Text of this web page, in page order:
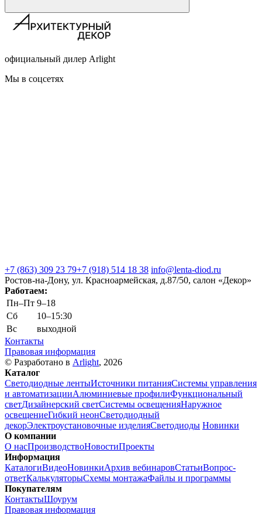
официальный дилер Arlight
Мы в соцсетях
+7 (863) 309 23 79+7 (918) 514 18 38 info@lenta-diod.ru
Ростов-на-Дону, ул. Красноармейская, д.87/50, салон «Декор»
Работаем:
Пн–Пт 9–18
Сб
10–15:30
Вс
выходной
Контакты
Правовая информация
© Разработано в Arlight, 2026
Каталог
Светодиодные лентыИсточники питанияСистемы управления
и автоматизацииАлюминиевые профилиФункциональный
светДизайнерский светСистемы освещенияНаружное
освещениеГибкий неонСветодиодный
декорЭлектроустановочные изделияСветодиоды Новинки
О компании
О насПроизводствоНовостиПроекты
Информация
КаталогиВидеоНовинкиАрхив вебинаровСтатьиВопрос-
ответКалькуляторыСхемы монтажаФайлы и программы
Покупателям
КонтактыШоурум
Правовая информация